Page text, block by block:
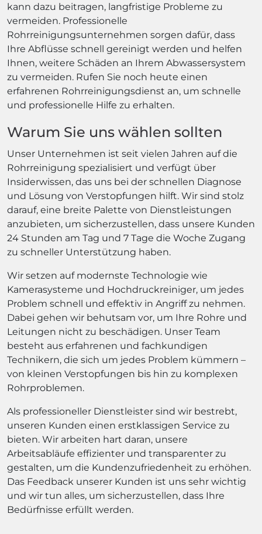
kann dazu beitragen, langfristige Probleme zu
vermeiden. Professionelle
Rohrreinigungsunternehmen sorgen dafür, dass
Ihre Abflüsse schnell gereinigt werden und helfen
Ihnen, weitere Schäden an Ihrem Abwassersystem
zu vermeiden. Rufen Sie noch heute einen
erfahrenen Rohrreinigungsdienst an, um schnelle
und professionelle Hilfe zu erhalten.
Warum Sie uns wählen sollten
Unser Unternehmen ist seit vielen Jahren auf die
Rohrreinigung spezialisiert und verfügt über
Insiderwissen, das uns bei der schnellen Diagnose
und Lösung von Verstopfungen hilft. Wir sind stolz
darauf, eine breite Palette von Dienstleistungen
anzubieten, um sicherzustellen, dass unsere Kunden
24 Stunden am Tag und 7 Tage die Woche Zugang
zu schneller Unterstützung haben.
Wir setzen auf modernste Technologie wie
Kamerasysteme und Hochdruckreiniger, um jedes
Problem schnell und effektiv in Angriff zu nehmen.
Dabei gehen wir behutsam vor, um Ihre Rohre und
Leitungen nicht zu beschädigen. Unser Team
besteht aus erfahrenen und fachkundigen
Technikern, die sich um jedes Problem kümmern –
von kleinen Verstopfungen bis hin zu komplexen
Rohrproblemen.
Als professioneller Dienstleister sind wir bestrebt,
unseren Kunden einen erstklassigen Service zu
bieten. Wir arbeiten hart daran, unsere
Arbeitsabläufe effizienter und transparenter zu
gestalten, um die Kundenzufriedenheit zu erhöhen.
Das Feedback unserer Kunden ist uns sehr wichtig
und wir tun alles, um sicherzustellen, dass Ihre
Bedürfnisse erfüllt werden.